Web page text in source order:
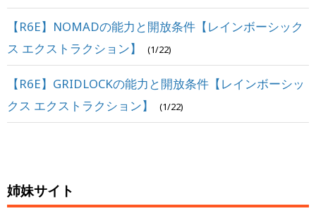
【R6E】NOMADの能力と開放条件【レインボーシック
ス エクストラクション】
(1/22)
【R6E】GRIDLOCKの能力と開放条件【レインボーシッ
クス エクストラクション】
(1/22)
姉妹サイト